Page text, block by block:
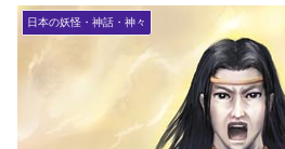
日本の妖怪・神話・神々